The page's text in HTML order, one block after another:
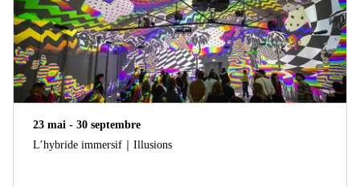
23 mai - 30 septembre
L’hybride immersif｜Illusions